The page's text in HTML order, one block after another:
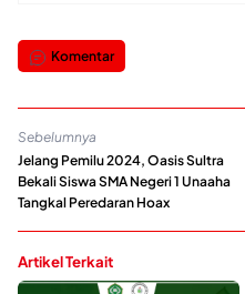
Komentar
Sebelumnya
Jelang Pemilu 2024, Oasis Sultra
Bekali Siswa SMA Negeri 1 Unaaha
Tangkal Peredaran Hoax
Artikel Terkait